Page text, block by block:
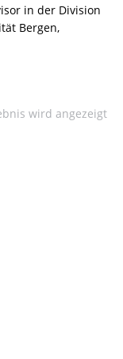
in der Division
Bergen,
wird angezeigt